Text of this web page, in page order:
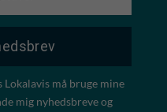
Lokalavis må bruge mine
mig nyhedsbreve og